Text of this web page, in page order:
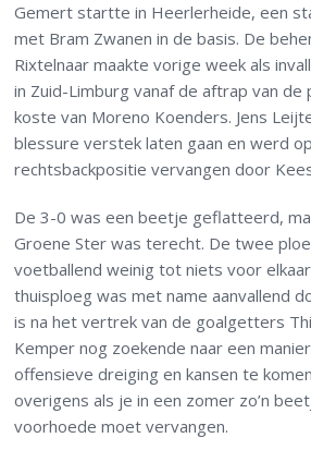
Gemert startte in Heerlerheide, een
met Bram Zwanen in de basis. De
Rixtelnaar maakte vorige week als
in Zuid-Limburg vanaf de aftrap van de
koste van Moreno Koenders. Jens
blessure verstek laten gaan en werd
rechtsbackpositie vervangen door
De 3-0 was een beetje geflatteerd,
Groene Ster was terecht. De twee
voetballend weinig tot niets voor
thuisploeg was met name aanvallend
is na het vertrek van de goalgetters
Kemper nog zoekende naar een
offensieve dreiging en kansen te
overigens als je in een zomer zo’n
voorhoede moet vervangen.